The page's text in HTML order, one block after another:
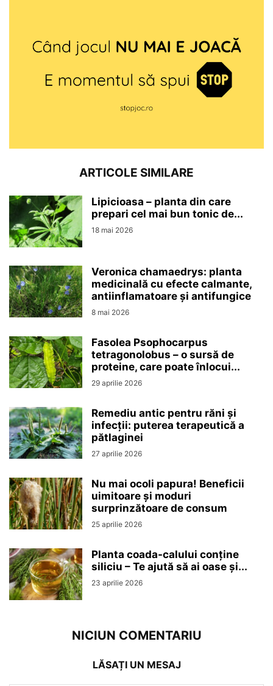
ARTICOLE SIMILARE
Lipicioasa – planta din care
prepari cel mai bun tonic de...
18 mai 2026
Veronica chamaedrys: planta
medicinală cu efecte calmante,
antiinflamatoare și antifungice
8 mai 2026
Fasolea Psophocarpus
tetragonolobus – o sursă de
proteine, care poate înlocui...
29 aprilie 2026
Remediu antic pentru răni și
infecții: puterea terapeutică a
pătlaginei
27 aprilie 2026
Nu mai ocoli papura! Beneficii
uimitoare și moduri
surprinzătoare de consum
25 aprilie 2026
Planta coada-calului conține
siliciu – Te ajută să ai oase și...
23 aprilie 2026
NICIUN COMENTARIU
LĂSAȚI UN MESAJ